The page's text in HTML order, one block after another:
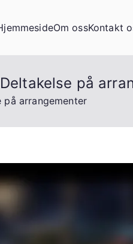
Om ossKontakt
på
på arrangementer